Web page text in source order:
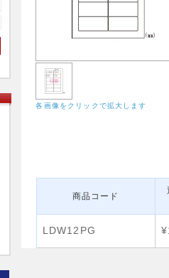
各画像をクリックで拡大します
商品コード
LDW12PG